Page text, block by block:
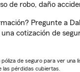
de robo, daño
Pregunte a
cotización de
póliza de seguro para ver una
pérdidas cubiertas.